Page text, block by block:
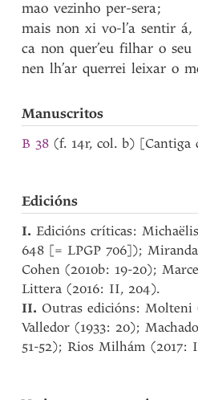
mao vezinho per-sera;
mais non xi vo-l’a sentir á,
ca non quer’eu filhar o seu
nen lh’ar querrei leixar o
Manuscritos
B 38 (f. 14r, col. b) [Cantiga
Edicións
I. Edicións críticas:
648 [= LPGP 706]);
Cohen (2010b: 19-20);
Littera (2016: II, 204).
II. Outras edicións: Molteni
Valledor (1933: 20);
51-52); Rios Milhám (2017: